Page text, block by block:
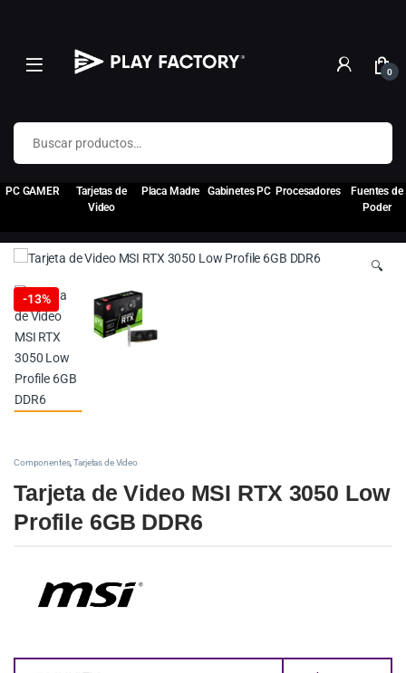
0
Buscar por:
PC GAMER
Tarjetas de
Video
Placa Madre Gabinetes PC Procesadores
Fuentes de
Poder
-13%
🔍
Componentes,Tarjetas de Video
Tarjeta de Video MSI RTX 3050 Low
Profile 6GB DDR6